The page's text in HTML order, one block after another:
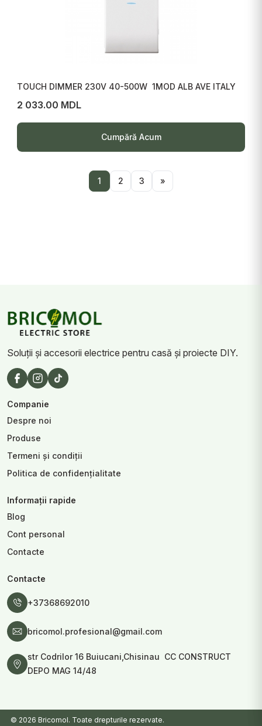
TOUCH DIMMER 230V 40-500W 1MOD ALB AVE ITALY
2 033.00 MDL
Cumpără Acum
1 2 3 »
Soluții și accesorii electrice pentru casă și proiecte DIY.
Companie
Despre noi
Produse
Termeni și condiții
Politica de confidențialitate
Informații rapide
Blog
Cont personal
Contacte
Contacte
+37368692010
bricomol.profesional@gmail.com
str Codrilor 16 Buiucani,Chisinau CC CONSTRUCT
DEPO MAG 14/48
© 2026 Bricomol. Toate drepturile rezervate.